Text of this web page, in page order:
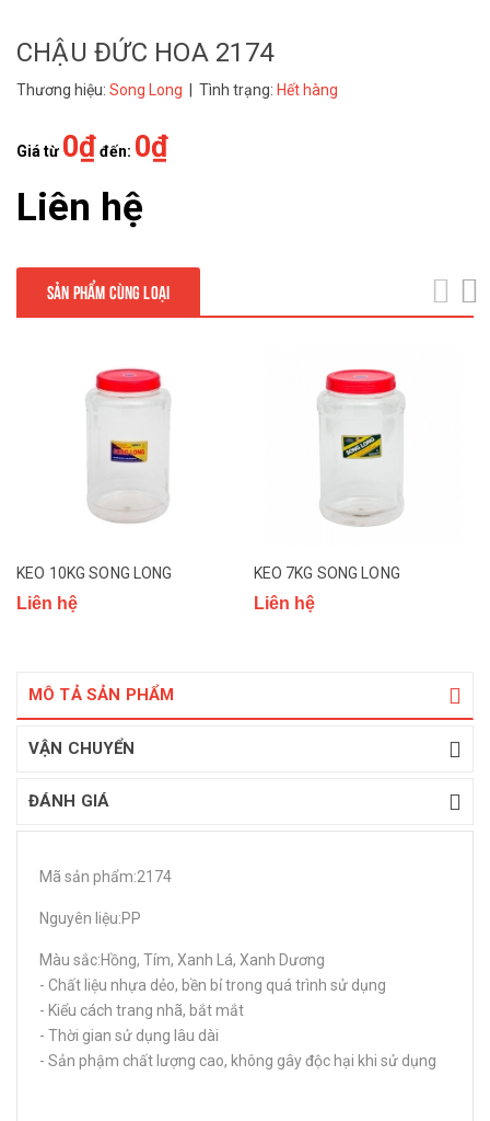
CHẬU ĐỨC HOA 2174
Thương hiệu: Song Long | Tình trạng: Hết hàng
Giá từ 0₫đến: 0₫
Liên hệ
SẢN PHẨM CÙNG LOẠI
KEO 10KG SONG LONG
Liên hệ
KEO 7KG SONG LONG
Liên hệ
MÔ TẢ SẢN PHẨM
VẬN CHUYỂN
ĐÁNH GIÁ
Mã sản phẩm:2174
Nguyên liệu:PP
Màu sắc:Hồng, Tím, Xanh Lá, Xanh Dương
- Chất liệu nhựa dẻo, bền bỉ trong quá trình sử dụng
- Kiểu cách trang nhã, bắt mắt
- Thời gian sử dụng lâu dài
- Sản phậm chất lượng cao, không gây độc hại khi sử dụng